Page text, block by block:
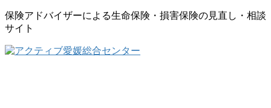
保険アドバイザーによる生命保険・損害保険の見直し・相談
サイト
コ
ナ